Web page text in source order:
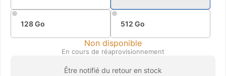
128 Go 512 Go
Non disponible
En cours de réaprovisionnement
Être notifié du retour en stock